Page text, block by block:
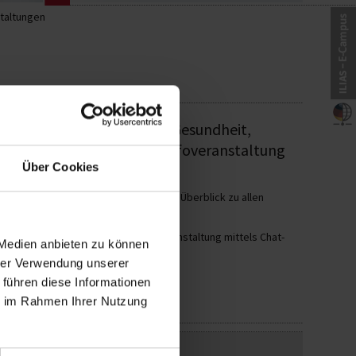
Über Cookies
anbieten zu können
Verwendung unserer
diese Informationen
Rahmen Ihrer Nutzung
Prävention, Gesundheit,
zu unserer digitalen Infoveranstaltung
erhalten Sie hier einen Überblick zu allen
anmelden und während der Veranstaltung mittels Chat-